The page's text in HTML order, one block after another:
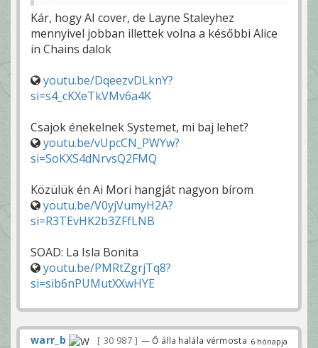
Kár, hogy AI cover, de Layne Staleyhez
mennyivel jobban illettek volna a későbbi Alice
in Chains dalok
youtu.be/DqeezvDLknY?
si=s4_cKXeTkVMv6a4K
Csajok énekelnek Systemet, mi baj lehet?
youtu.be/vUpcCN_PWYw?
si=SoKXS4dNrvsQ2FMQ
Közülük én Ai Mori hangját nagyon bírom
youtu.be/V0yjVumyH2A?
si=R3TEvHK2b3ZFfLNB
SOAD: La Isla Bonita
youtu.be/PMRtZgrjTq8?
si=sib6nPUMutXXwHYE
6 hónapja
warr_b 30 987
— Ő álla halála vérmosta